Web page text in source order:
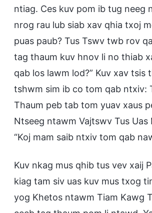
ntiag. Ces kuv pom ib tug neeg
nrog rau lub siab xav qhia txoj
puas paub? Tus Tswv twb rov
tag thaum kuv hnov li no thiab
qab los lawm lod?” Kuv xav
tshwm sim ib co tom qab ntxiv:
Thaum peb tab tom yuav xaus
Ntseeg ntawm Vajtswv Tus
“Koj mam saib ntxiv tom qab
Kuv nkag mus qhib tus vev xaij
kiag tam siv uas kuv mus txog
yog Khetos ntawm Tiam Kawg